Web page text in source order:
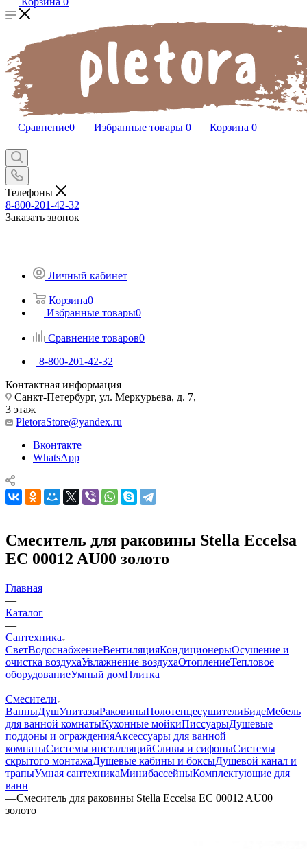
Сравнение0 Избранные товары 0 Корзина 0
Телефоны
8-800-201-42-32
Заказать звонок
Личный кабинет
Корзина0
Избранные товары0
Сравнение товаров0
8-800-201-42-32
Контактная информация
Санкт-Петербург, ул. Меркурьева, д. 7,
3 этаж
PletoraStore@yandex.ru
Вконтакте
WhatsApp
Смеситель для раковины Stella Eccelsa
EC 00012 AU00 золото
Главная
—
Каталог
—
Сантехника
СветВодоснабжениеВентиляцияКондиционерыОсушение и
очистка воздухаУвлажнение воздухаОтоплениеТепловое
оборудованиеУмный домПлитка
—
Смесители
ВанныДушУнитазыРаковиныПолотенцесушителиБидеМебель
для ванной комнатыКухонные мойкиПиссуарыДушевые
поддоны и огражденияАксессуары для ванной
комнатыСистемы инсталляцийСливы и сифоныСистемы
скрытого монтажаДушевые кабины и боксыДушевой канал и
трапыУмная сантехникаМинибассейныКомплектующие для
ванн
—Смеситель для раковины Stella Eccelsa EC 00012 AU00
золото